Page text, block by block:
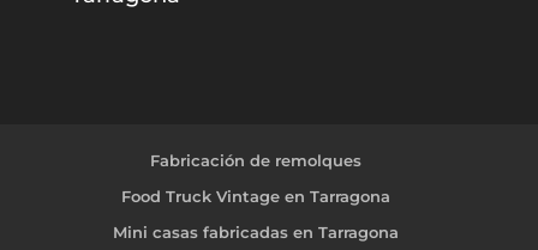
Fabricación de remolques
Food Truck Vintage en Tarragona
Mini casas fabricadas en Tarragona